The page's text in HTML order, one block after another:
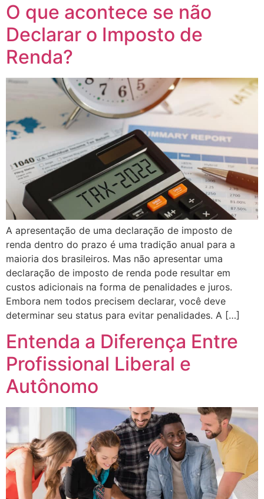
O que acontece se não
Declarar o Imposto de
Renda?
A apresentação de uma declaração de imposto de
renda dentro do prazo é uma tradição anual para a
maioria dos brasileiros. Mas não apresentar uma
declaração de imposto de renda pode resultar em
custos adicionais na forma de penalidades e juros.
Embora nem todos precisem declarar, você deve
determinar seu status para evitar penalidades. A […]
Entenda a Diferença Entre
Profissional Liberal e
Autônomo